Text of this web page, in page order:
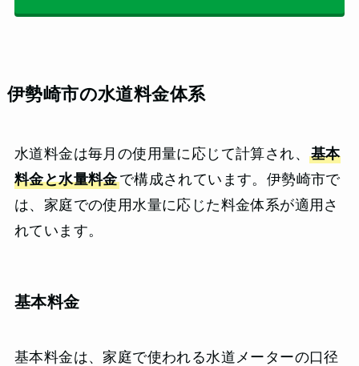
伊勢崎市の水道料金体系
水道料金は毎月の使用量に応じて計算され、 基本
料金と水量料金で構成されています。伊勢崎市で
は、家庭での使用水量に応じた料金体系が適用さ
れています。
基本料金
基本料金は、家庭で使われる水道メーターの口径